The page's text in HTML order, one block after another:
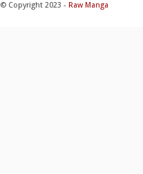
© Copyright 2023 - Raw Manga